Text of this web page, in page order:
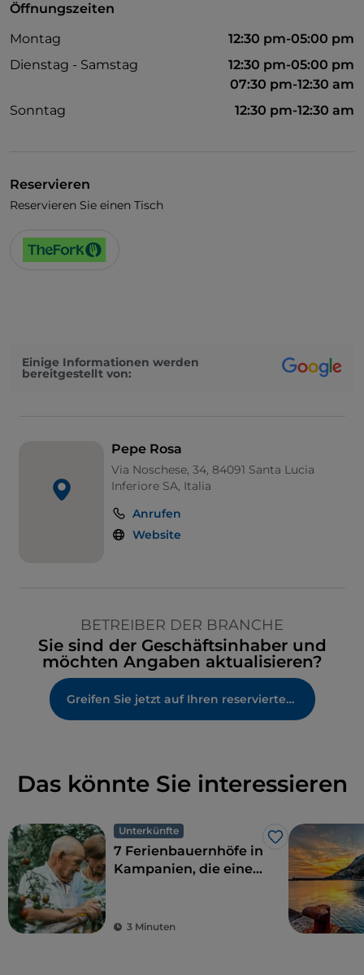
Öffnungszeiten
Montag
12:30 pm-05:00 pm
Dienstag - Samstag
12:30 pm-05:00 pm
07:30 pm-12:30 am
Sonntag
12:30 pm-12:30 am
Reservieren
Reservieren Sie einen Tisch
Einige Informationen werden
bereitgestellt von:
Pepe Rosa
Via Noschese, 34, 84091 Santa Lucia
Inferiore SA, Italia
Anrufen
Website
BETREIBER DER BRANCHE
Sie sind der Geschäftsinhaber und
möchten Angaben aktualisieren?
Greifen Sie jetzt auf Ihren reservierten Bereich zu
Das könnte Sie interessieren
Unterkünfte
Like
7 Ferienbauernhöfe in
Kampanien, die eine
Nachhaltigkeit und
3 Minuten